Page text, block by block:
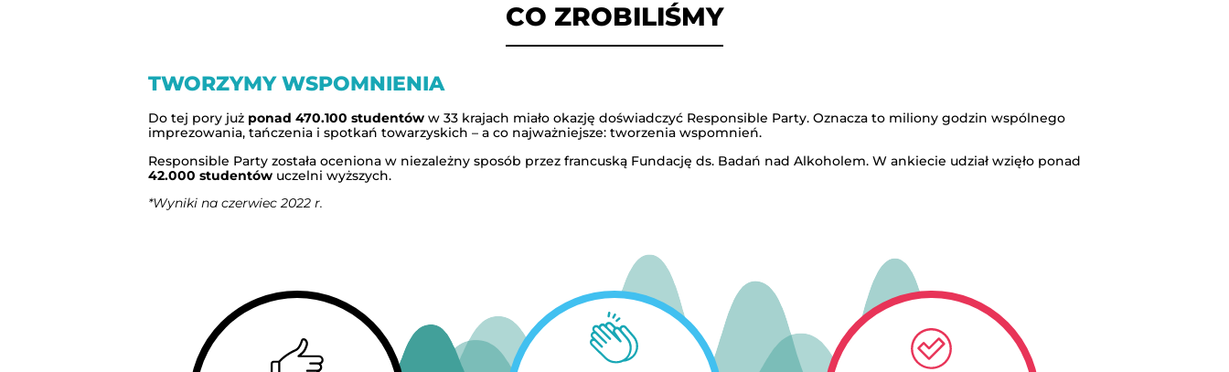
CO ZROBILIŚMY
TWORZYMY WSPOMNIENIA
Do tej pory już ponad 470.100 studentów w 33 krajach miało okazję doświadczyć Responsible Party. Oznacza to miliony godzin wspólnego
imprezowania, tańczenia i spotkań towarzyskich – a co najważniejsze: tworzenia wspomnień.
Responsible Party została oceniona w niezależny sposób przez francuską Fundację ds. Badań nad Alkoholem. W ankiecie udział wzięło ponad
42.000 studentów uczelni wyższych.
*Wyniki na czerwiec 2022 r.